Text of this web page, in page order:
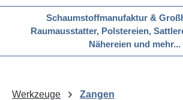
Schaumstoffmanufaktur &
Raumausstatter, Polstereien,
Nähereien und mehr...
Werkzeuge Zangen